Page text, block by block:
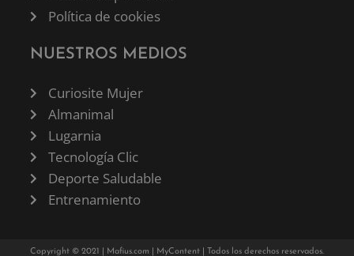
Política de cookies
NUESTROS MEDIOS
Curiosite Mujer
Almanimal
Lugarnia
Tecnología Clic
Deporte Saludable
Entrenamiento
Copyright © 2021 | Mafius.com MyContent | Todos los derechos reservados.